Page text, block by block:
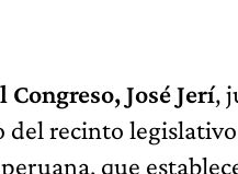
José Jerí,
recinto
que